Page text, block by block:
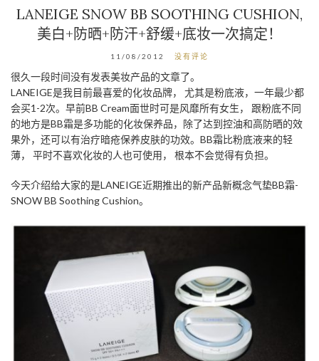
LANEIGE SNOW BB SOOTHING CUSHION,
美白+防晒+防汗+舒缓+底妆一次搞定！
11/08/2012 没有评论
很久一段时间没有发表美妆产品的文章了。
LANEIGE是我目前最喜爱的化妆品牌， 尤其是粉底液，一年最少都
会买1-2次。早前BB Cream面世时可是风靡所有女生， 跟粉底不同
的地方是BB霜是多功能的化妆保养品，除了达到控油和高防晒的效
果外，还可以有治疗暗疮保养皮肤的功效。BB霜比粉底液来的轻
薄， 平时不喜欢化妆的人也可使用， 根本不会觉得有负担。
今天介绍给大家的是LANEIGE近期推出的新产品新概念气垫BB霜-
SNOW BB Soothing Cushion。